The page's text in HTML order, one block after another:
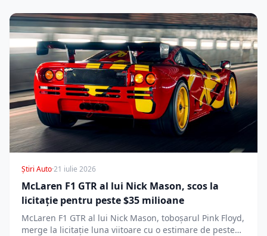
Știri Auto·21 iulie 2026
McLaren F1 GTR al lui Nick Mason, scos la
licitație pentru peste $35 milioane
McLaren F1 GTR al lui Nick Mason, toboșarul Pink Floyd,
merge la licitație luna viitoare cu o estimare de peste…